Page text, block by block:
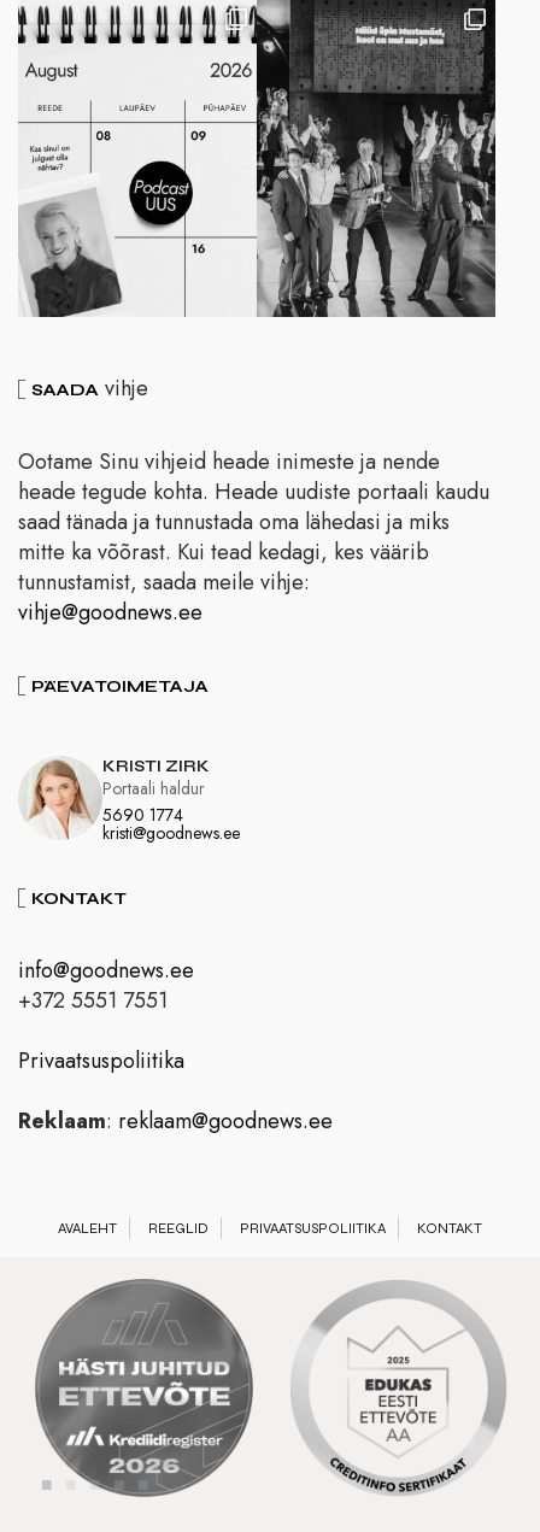
SAADA vihje
Ootame Sinu vihjeid heade inimeste ja nende
heade tegude kohta. Heade uudiste portaali kaudu
saad tänada ja tunnustada oma lähedasi ja miks
mitte ka võõrast. Kui tead kedagi, kes väärib
tunnustamist, saada meile vihje:
vihje@goodnews.ee
PÄEVATOIMETAJA
KRISTI ZIRK
5690 1774
kristi@goodnews.ee
Portaali haldur
KONTAKT
info@goodnews.ee
+372 5551 7551
Privaatsuspoliitika
Reklaam: reklaam@goodnews.ee
AVALEHT REEGLID PRIVAATSUSPOLIITIKA KONTAKT